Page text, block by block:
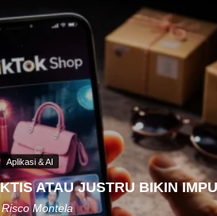
Aplikasi & AI
ATAU JUSTRU BIKIN
Risco Montela